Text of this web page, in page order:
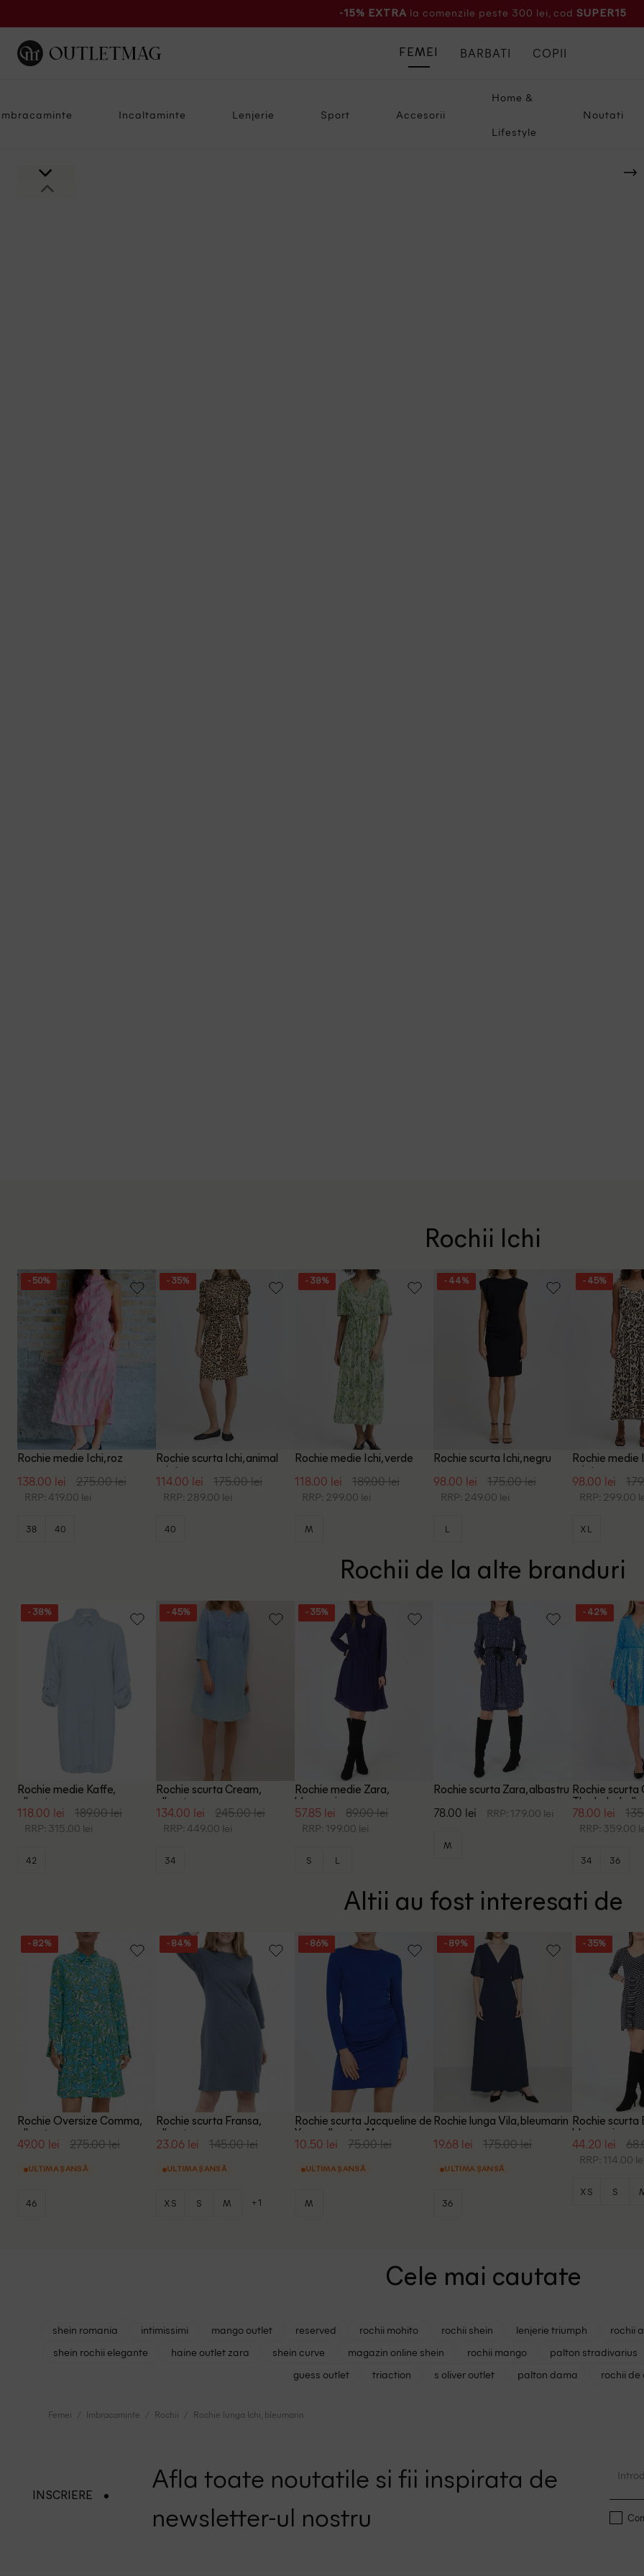
-15% EXTRA la comenzile peste 300 lei, cod SUPER15
Incaltaminte Lenjerie Sport Accesorii
Home &
Lifestyle
Noutati
FEMEI BARBATI COPII
Rochii Ichi
- 50%
Rochie medie Ichi, roz
138.00 lei 275.00 lei
RRP: 419.00 lei
38 40
- 35%
Rochie scurta Ichi, animal
print
114.00 lei 175.00 lei
RRP: 289.00 lei
40
- 38%
Rochie medie Ichi, verde
118.00 lei 189.00 lei
RRP: 299.00 lei
M
- 44%
Rochie scurta Ichi, negru
98.00 lei 175.00 lei
RRP: 249.00 lei
L
- 45%
Rochie medie
print
98.00 lei
RRP: 299.00
XL
Rochii de la alte branduri
- 38%
Rochie medie Kaffe,
albastru
118.00 lei 189.00 lei
RRP: 315.00 lei
42
- 45%
Rochie scurta Cream,
albastru
134.00 lei 245.00 lei
RRP: 449.00 lei
34
- 35%
Rochie medie Zara,
bleumarin
57.85 lei 89.00 lei
RRP: 199.00 lei
S L
Rochie scurta Zara, albastru
78.00 lei RRP: 179.00 lei
M
- 42%
Rochie scurta
The Label,
78.00 lei
RRP: 359.00
34 36
Altii au fost interesati de
- 82%
Rochie Oversize Comma,
albastru
49.00 lei 275.00 lei
ULTIMA ȘANSĂ
46
- 84%
Rochie scurta Fransa,
albastru
23.06 lei 145.00 lei
ULTIMA ȘANSĂ
XS S M +1
- 86%
Rochie scurta Jacqueline de
Yong, albastru, M
10.50 lei 75.00 lei
ULTIMA ȘANSĂ
M
- 89%
Rochie lunga Vila, bleumarin
19.68 lei 175.00 lei
ULTIMA ȘANSĂ
36
- 35%
Rochie scurta
bleumarin
44.20 lei
RRP: 114.00 lei
XS S
Cele mai cautate
shein romania intimissimi mango outlet reserved rochii mohito rochii shein lenjerie triumph rochii
shein rochii elegante
haine outlet zara shein curve magazin online shein rochii mango palton stradivarius
guess outlet
triaction s oliver outlet palton dama rochii de
Femei Imbracaminte Rochii Rochie lunga Ichi, bleumarin
INSCRIERE
Afla toate noutatile si fii inspirata de
newsletter-ul nostru